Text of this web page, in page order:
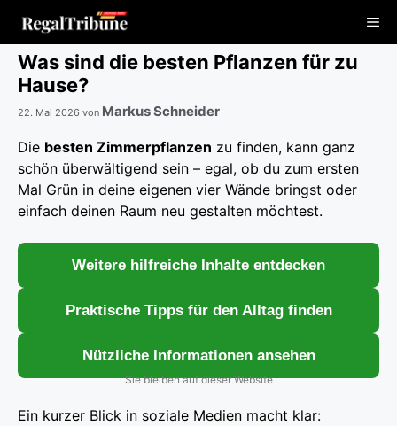
Inhalt
springen
Was sind die besten Pflanzen für zu
Hause?
22. Mai 2026 von Markus Schneider
Die besten Zimmerpflanzen zu finden, kann ganz
schön überwältigend sein – egal, ob du zum ersten
Mal Grün in deine eigenen vier Wände bringst oder
einfach deinen Raum neu gestalten möchtest.
Weitere hilfreiche Inhalte entdecken
Praktische Tipps für den Alltag finden
Nützliche Informationen ansehen
Sie bleiben auf dieser Website
Ein kurzer Blick in soziale Medien macht klar: